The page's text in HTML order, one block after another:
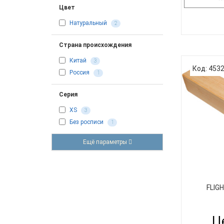
Цвет
Натуральный 2
Страна происхождения
Китай 3
Россия 1
Серия
XS 3
Без росписи 1
Ещё параметры
звонким
птиц. Он
многих
развития
Прост в
для
Код: